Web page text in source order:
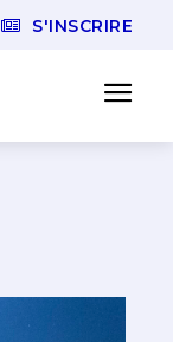
S'INSCRIRE